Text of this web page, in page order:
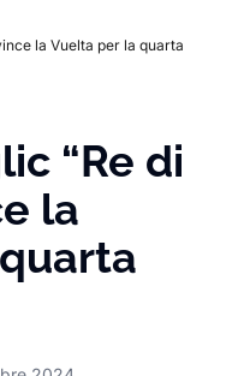
la Vuelta per la quarta
“Re di
la